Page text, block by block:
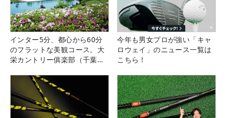
インター5分、都心から60分
のフラットな美観コース。大
栄カントリー俱楽部（千葉
今年も男女プロが強い「キャ
ロウェイ」のニュース一覧は
こちら！